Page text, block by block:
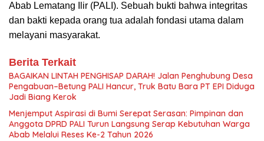
Abab Lematang Ilir (PALI). Sebuah bukti bahwa integritas
dan bakti kepada orang tua adalah fondasi utama dalam
melayani masyarakat.
Berita Terkait
BAGAIKAN LINTAH PENGHISAP DARAH! Jalan Penghubung Desa
Pengabuan–Betung PALI Hancur, Truk Batu Bara PT EPI Diduga
Jadi Biang Kerok
Menjemput Aspirasi di Bumi Serepat Serasan: Pimpinan dan
Anggota DPRD PALI Turun Langsung Serap Kebutuhan Warga
Abab Melalui Reses Ke-2 Tahun 2026